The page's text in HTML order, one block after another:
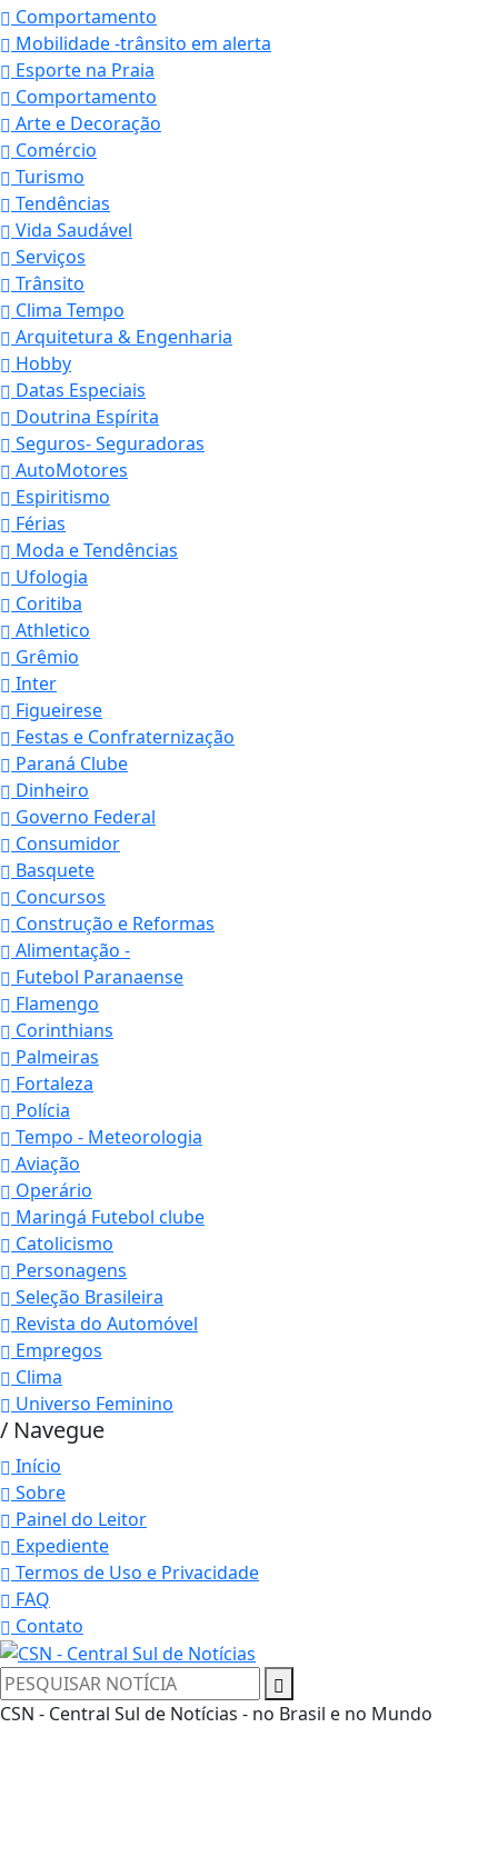
Comportamento
Mobilidade -trânsito em alerta
Esporte na Praia
Comportamento
Arte e Decoração
Comércio
Turismo
Tendências
Vida Saudável
Serviços
Trânsito
Clima Tempo
Arquitetura & Engenharia
Hobby
Datas Especiais
Doutrina Espírita
Seguros- Seguradoras
AutoMotores
Espiritismo
Férias
Moda e Tendências
Ufologia
Coritiba
Athletico
Grêmio
Inter
Figueirese
Festas e Confraternização
Paraná Clube
Dinheiro
Governo Federal
Consumidor
Basquete
Concursos
Construção e Reformas
Alimentação -
Futebol Paranaense
Flamengo
Corinthians
Palmeiras
Fortaleza
Polícia
Tempo - Meteorologia
Aviação
Operário
Maringá Futebol clube
Catolicismo
Personagens
Seleção Brasileira
Revista do Automóvel
Empregos
Clima
Universo Feminino
/ Navegue
Início
Sobre
Painel do Leitor
Expediente
Termos de Uso e Privacidade
FAQ
Contato
CSN - Central Sul de Notícias - no Brasil e no Mundo